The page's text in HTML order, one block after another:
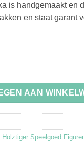
is handgemaakt en
en staat garant
Orka aantal
AAN
Holztiger Speelgoed